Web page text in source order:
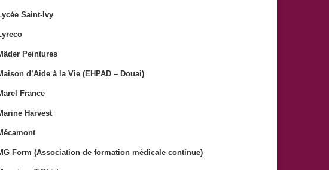
Saint-Ivy
Peintures
d’Aide à la Vie (EHPAD – Douai)
France
Harvest
Form (Association de formation médicale continue)